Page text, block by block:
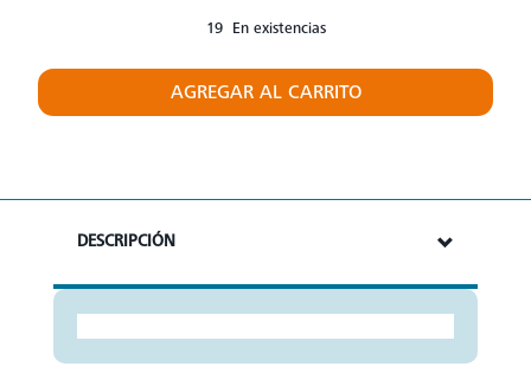
19 En existencias
AGREGAR AL CARRITO
DESCRIPCIÓN